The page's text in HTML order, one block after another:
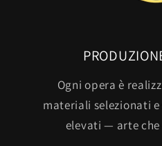
Ogni opera è
materiali selezionati
elevati — arte